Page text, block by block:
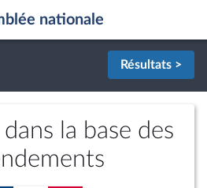
nationale
Résultats >
la base des